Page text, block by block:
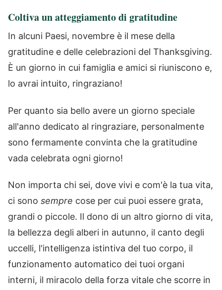
Coltiva un atteggiamento di gratitudine
In alcuni Paesi, novembre è il mese della
gratitudine e delle celebrazioni del Thanksgiving.
È un giorno in cui famiglia e amici si riuniscono e,
lo avrai intuito, ringraziano!
Per quanto sia bello avere un giorno speciale
all'anno dedicato al ringraziare, personalmente
sono fermamente convinta che la gratitudine
vada celebrata ogni giorno!
Non importa chi sei, dove vivi e com'è la tua vita,
ci sono sempre cose per cui puoi essere grata,
grandi o piccole. Il dono di un altro giorno di vita,
la bellezza degli alberi in autunno, il canto degli
uccelli, l'intelligenza istintiva del tuo corpo, il
funzionamento automatico dei tuoi organi
interni, il miracolo della forza vitale che scorre in